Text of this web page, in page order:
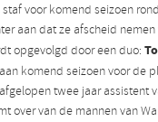
staf voor komend seizoen
aan dat ze afscheid
opgevolgd door een duo:
komend seizoen voor de
twee jaar assistent
over van de mannen van